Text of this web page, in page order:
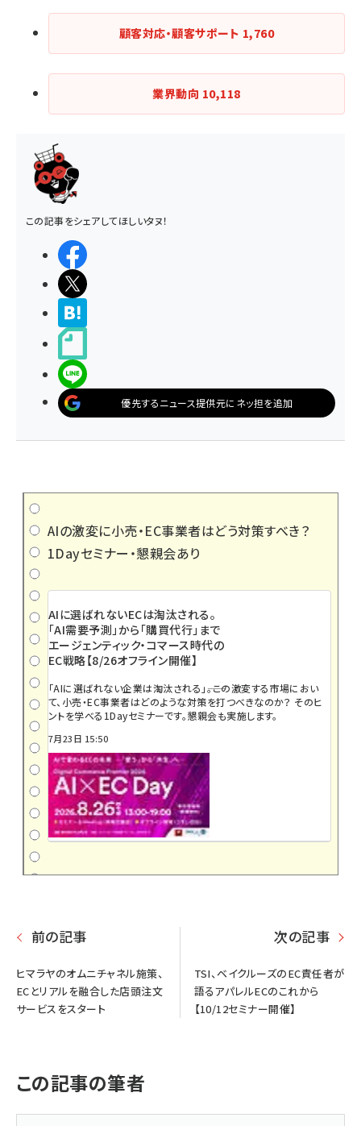
顧客対応・顧客サポート 1,760
業界動向 10,118
この記事をシェアしてほしいタヌ！
優先するニュース提供元にネッ担を追加
AIの激変に小売・EC事業者はどう対策すべき？
1Dayセミナー・懇親会あり
AIに選ばれないECは淘汰される。
「AI需要予測」から「購買代行」まで
エージェンティック・コマース時代の
EC戦略【8/26オフライン開催】
「AIに選ばれない企業は淘汰される」――。この激変する市場におい
て、小売・EC事業者はどのような対策を打つべきなのか？ そのヒ
ントを学べる1Dayセミナーです。懇親会も実施します。
7月23日 15:50
前の記事
ヒマラヤのオムニチャネル施策、
ECとリアルを融合した店頭注文
サービスをスタート
次の記事
TSI、ベイクルーズのEC責任者が
語るアパレルECのこれから
【10/12セミナー開催】
この記事の筆者